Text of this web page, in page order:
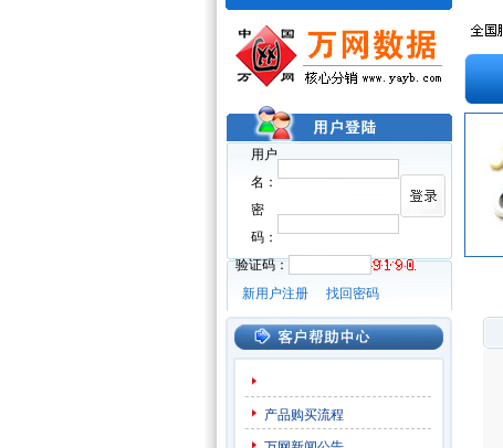
用户
名：
密
码：
验证码：
新用户注册
找回密码
产品购买流程